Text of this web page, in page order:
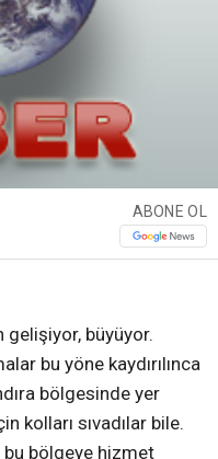
ABONE OL